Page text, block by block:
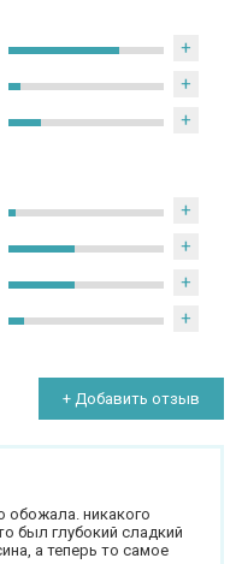
+
+
+
+
+
+
+
+ Добавить отзыв
обожала. никакого
был глубокий сладкий
а теперь то самое